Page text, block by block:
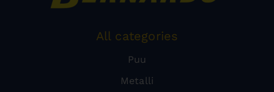
All categories
Puu
Metalli